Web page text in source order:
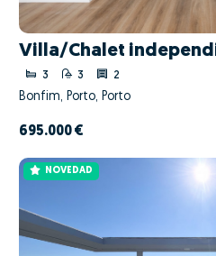
Villa/Chalet
3 3 2
Bonfim, Porto, Porto
695.000 €
NOVEDAD